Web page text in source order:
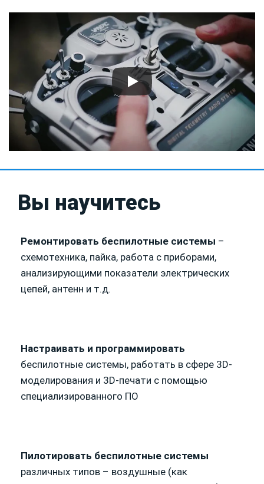
Вы научитесь
Ремонтировать беспилотные системы –
схемотехника, пайка, работа с приборами,
анализирующими показатели электрических
цепей, антенн и т.д.
Настраивать и программировать
беспилотные системы, работать в сфере 3D-
моделирования и 3D-печати с помощью
специализированного ПО
Пилотировать беспилотные системы
различных типов – воздушные (как